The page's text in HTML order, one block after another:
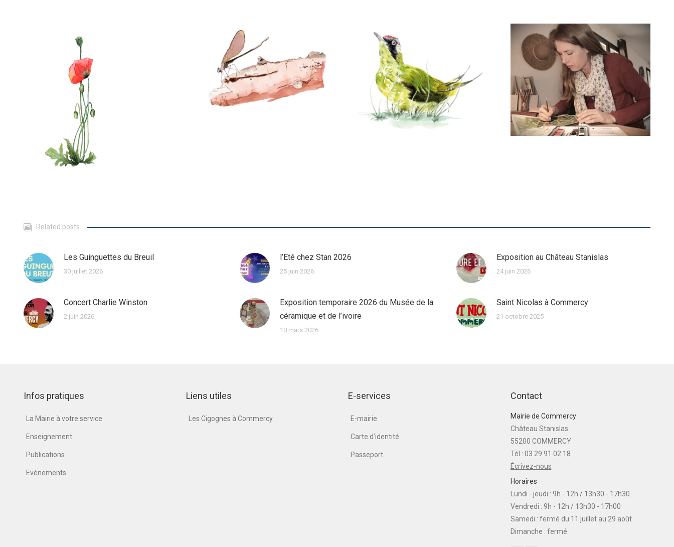
Related posts
Les Guinguettes du Breuil
30 juillet 2026
l’Eté chez Stan 2026
25 juin 2026
Exposition au Château Stanislas
24 juin 2026
Concert Charlie Winston
2 juin 2026
Exposition temporaire 2026 du Musée de la
céramique et de l’ivoire
10 mars 2026
Saint Nicolas à Commercy
21 octobre 2025
Infos pratiques
La Mairie à votre service
Enseignement
Publications
Evénements
Liens utiles
Les Cigognes à Commercy
E-services
E-mairie
Carte d’identité
Passeport
Contact
Mairie de Commercy
Château Stanislas
55200 COMMERCY
Tél : 03 29 91 02 18
Écrivez-nous
Horaires
Lundi - jeudi : 9h - 12h / 13h30 - 17h30
Vendredi : 9h - 12h / 13h30 - 17h00
Samedi : fermé du 11 juillet au 29 août
Dimanche : fermé